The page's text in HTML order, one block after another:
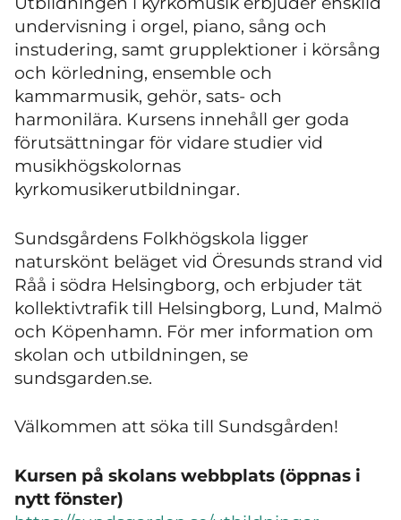
undervisning i orgel, piano, sång och
instudering, samt grupplektioner i körsång
och körledning, ensemble och
kammarmusik, gehör, sats- och
harmonilära. Kursens innehåll ger goda
förutsättningar för vidare studier vid
musikhögskolornas
kyrkomusikerutbildningar.
Sundsgårdens Folkhögskola ligger
naturskönt beläget vid Öresunds strand vid
Råå i södra Helsingborg, och erbjuder tät
kollektivtrafik till Helsingborg, Lund, Malmö
och Köpenhamn. För mer information om
skolan och utbildningen, se
sundsgarden.se.
Välkommen att söka till Sundsgården!
Kursen på skolans webbplats (öppnas i
nytt fönster)